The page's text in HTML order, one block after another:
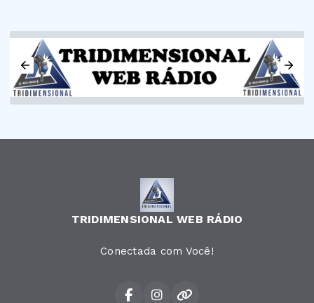
TRIDIMENSIONAL WEB RÁDIO
Conectada com Você!